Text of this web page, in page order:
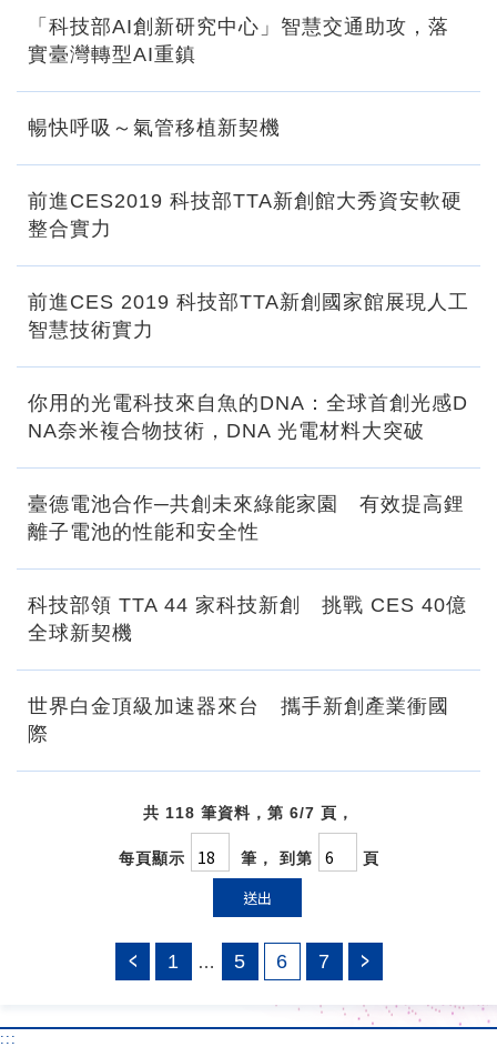
「科技部AI創新研究中心」智慧交通助攻，落
實臺灣轉型AI重鎮
暢快呼吸～氣管移植新契機
前進CES2019 科技部TTA新創館大秀資安軟硬
整合實力
前進CES 2019 科技部TTA新創國家館展現人工
智慧技術實力
你用的光電科技來自魚的DNA：全球首創光感D
NA奈米複合物技術，DNA 光電材料大突破
臺德電池合作─共創未來綠能家園 有效提高鋰
離子電池的性能和安全性
科技部領 TTA 44 家科技新創 挑戰 CES 40億
全球新契機
世界白金頂級加速器來台 攜手新創產業衝國
際
共 118 筆資料，第 6/7 頁，
每頁顯示 筆， 到第 頁
送出
1 … 5 6 7
:::